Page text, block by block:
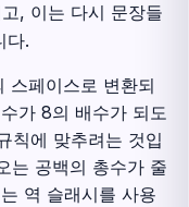
, 이는 다시 문장들
다.
스페이스로 변환되
가 8의 배수가 되도
칙에 맞추려는 것입
는 공백의 총수가 줄
역 슬래시를 사용